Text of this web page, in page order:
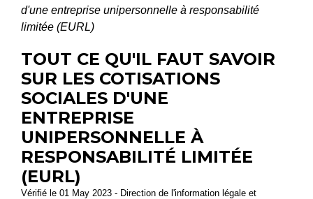
d'une entreprise unipersonnelle à responsabilité
limitée (EURL)
TOUT CE QU'IL FAUT SAVOIR
SUR LES COTISATIONS
SOCIALES D'UNE
ENTREPRISE
UNIPERSONNELLE À
RESPONSABILITÉ LIMITÉE
(EURL)
Vérifié le 01 May 2023 - Direction de l'information légale et